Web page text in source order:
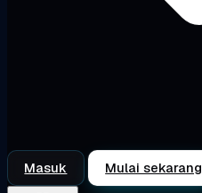
Masuk Mulai sekarang